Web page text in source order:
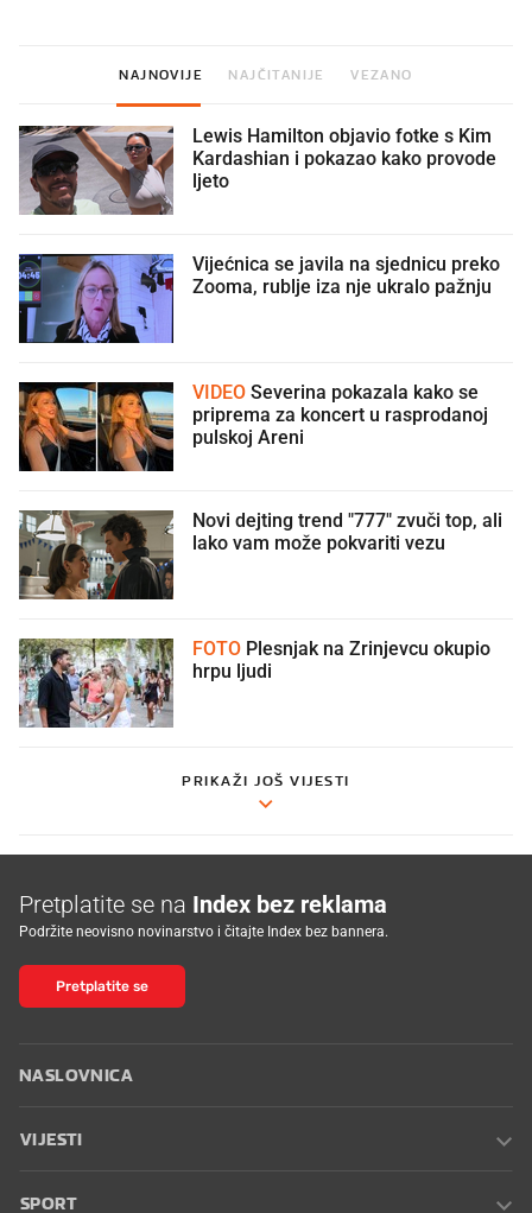
NAJNOVIJE NAJČITANIJE VEZANO
Lewis Hamilton objavio fotke s Kim
Kardashian i pokazao kako provode
ljeto
Vijećnica se javila na sjednicu preko
Zooma, rublje iza nje ukralo pažnju
VIDEO
priprema za koncert u rasprodanoj
pulskoj Areni
Novi dejting trend "777" zvuči top, ali
lako vam može pokvariti vezu
FOTO
hrpu ljudi
PRIKAŽI JOŠ VIJESTI
Pretplatite se na Index bez reklama
Podržite neovisno novinarstvo i čitajte Index bez bannera.
Pretplatite se
NASLOVNICA
VIJESTI
SPORT